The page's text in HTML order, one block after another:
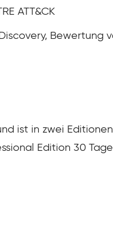
ATT&CK
Bewertung
ist in zwei
Edition 30